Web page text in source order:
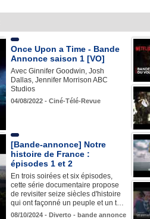
Once Upon a Time - Bande
Annonce saison 1 [VO]
Avec Ginnifer Goodwin, Josh
Dallas, Jennifer Morrison ABC
Studios
04/08/2022 - Ciné-Télé-Revue
[Bande-annonce] Notre
histoire de France :
épisodes 1 et 2
En trois soirées et six épisodes,
cette série documentaire propose
de revisiter seize siècles d'histoire
qui ont façonné un peuple et un t…
08/10/2024 - Diverto - bande annonce